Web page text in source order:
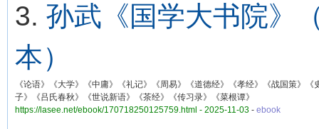
3. 孙武《国学大书院》
本）
《论语》《大学》《中庸》《礼记》《周易》《道德经》《孝经》《战国策》
子》《吕氏春秋》《世说新语》《茶经》《传习录》《菜根谭》
https://lasee.net/ebook/170718250125759.html - 2025-11-03 - ebook